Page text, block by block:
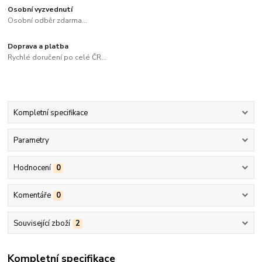
Osobní vyzvednutí
Osobní odběr zdarma...
Doprava a platba
Rychlé doručení po celé ČR...
Kompletní specifikace
Parametry
Hodnocení 0
Komentáře 0
Související zboží 2
Kompletní specifikace